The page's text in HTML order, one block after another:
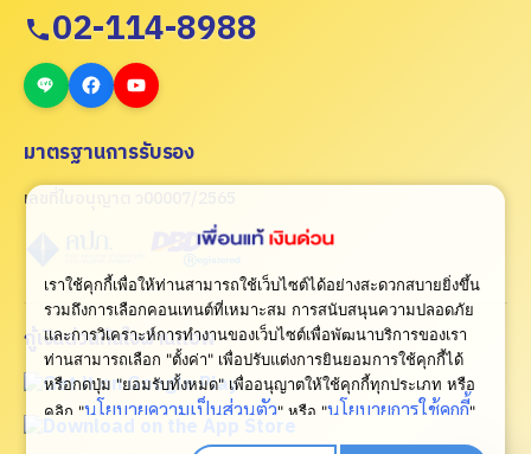
02-114-8988
มาตรฐานการรับรอง
เลขที่ใบอนุญาต ว00007/2565
กู้เงินด่วนทันใจผ่านแอพ
เราใช้คุกกี้เพื่อให้ท่านสามารถใช้เว็บไซต์ได้อย่างสะดวกสบายยิ่งขึ้น
รวมถึงการเลือกคอนเทนต์ที่เหมาะสม การสนับสนุนความปลอดภัย
และการวิเคราะห์การทำงานของเว็บไซต์เพื่อพัฒนาบริการของเรา
ท่านสามารถเลือก "ตั้งค่า" เพื่อปรับแต่งการยินยอมการใช้คุกกี้ได้
หรือกดปุ่ม "ยอมรับทั้งหมด" เพื่ออนุญาตให้ใช้คุกกี้ทุกประเภท หรือ
คลิก "นโยบายความเป็นส่วนตัว" หรือ "นโยบายการใช้คุกกี้"
เพื่อดูเพิ่มเติม